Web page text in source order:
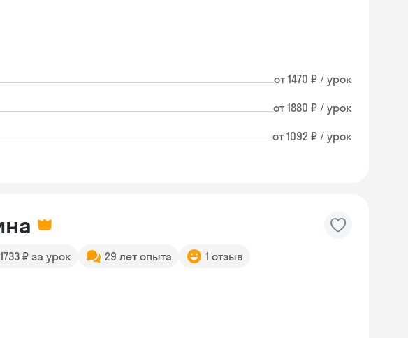
от 1470 ₽ / урок
от 1880 ₽ / урок
от 1092 ₽ / урок
₽ за урок 29 лет опыта 1 отзыв